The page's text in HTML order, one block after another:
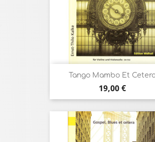
Tango Mambo Et
Prix
19,00 €